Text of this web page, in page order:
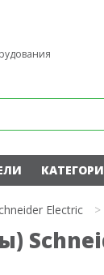
Electric >